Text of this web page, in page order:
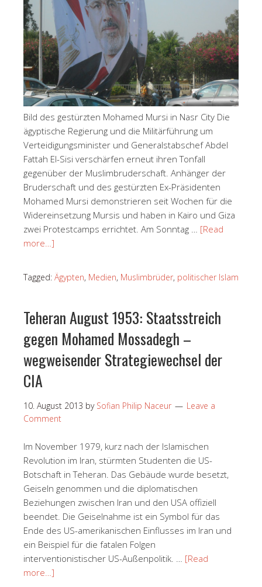
Bild des gestürzten Mohamed Mursi in Nasr City Die
ägyptische Regierung und die Militärführung um
Verteidigungsminister und Generalstabschef Abdel
Fattah El-Sisi verschärfen erneut ihren Tonfall
gegenüber der Muslimbruderschaft. Anhänger der
Bruderschaft und des gestürzten Ex-Präsidenten
Mohamed Mursi demonstrieren seit Wochen für die
Widereinsetzung Mursis und haben in Kairo und Giza
zwei Protestcamps errichtet. Am Sonntag … [Read
more…]
Tagged: Ägypten, Medien, Muslimbrüder, politischer Islam
Teheran August 1953: Staatsstreich
gegen Mohamed Mossadegh –
wegweisender Strategiewechsel der
CIA
10. August 2013 by Sofian Philip Naceur
Leave a
Comment
Im November 1979, kurz nach der Islamischen
Revolution im Iran, stürmten Studenten die US-
Botschaft in Teheran. Das Gebäude wurde besetzt,
Geiseln genommen und die diplomatischen
Beziehungen zwischen Iran und den USA offiziell
beendet. Die Geiselnahme ist ein Symbol für das
Ende des US-amerikanischen Einflusses im Iran und
ein Beispiel für die fatalen Folgen
interventionistischer US-Außenpolitik. … [Read
more…]